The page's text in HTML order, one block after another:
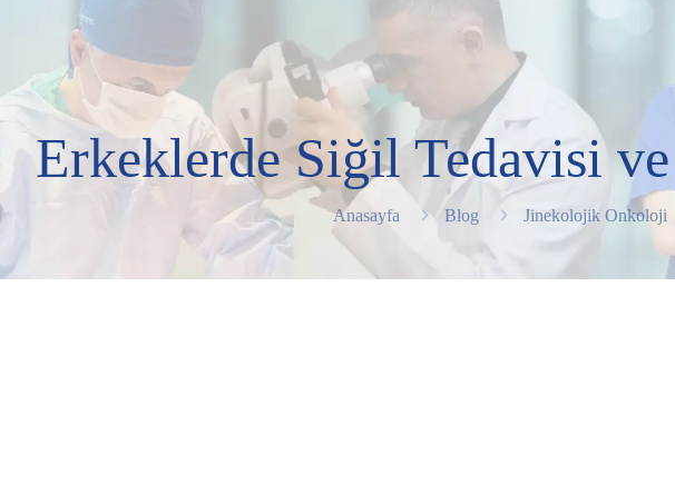
Erkeklerde Siğil Tedavisi ve
Anasayfa Blog Jinekolojik Onkoloji